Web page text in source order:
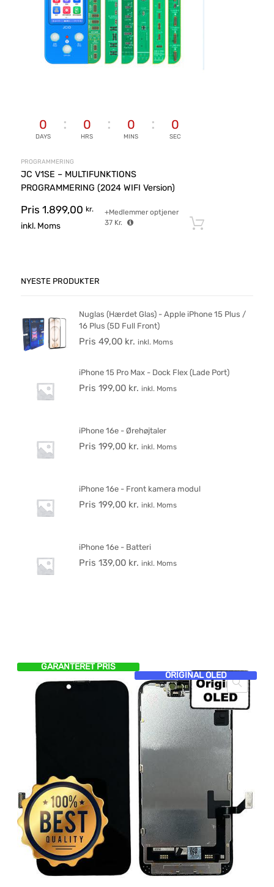
GARANTERET PRIS
ORIGINAL OLED
0
DAYS
0
HRS
0
MINS
0
SEC
PROGRAMMERING
JC V1SE – MULTIFUNKTIONS
PROGRAMMERING (2024 WIFI Version)
Pris 1.899,00 kr.
inkl. Moms
+Medlemmer optjener
37 Kr.
NYESTE PRODUKTER
Nuglas (Hærdet Glas) - Apple iPhone 15 Plus /
16 Plus (5D Full Front)
Pris 49,00 kr. inkl. Moms
iPhone 15 Pro Max - Dock Flex (Lade Port)
Pris 199,00 kr. inkl. Moms
iPhone 16e - Ørehøjtaler
Pris 199,00 kr. inkl. Moms
iPhone 16e - Front kamera modul
Pris 199,00 kr. inkl. Moms
iPhone 16e - Batteri
Pris 139,00 kr. inkl. Moms